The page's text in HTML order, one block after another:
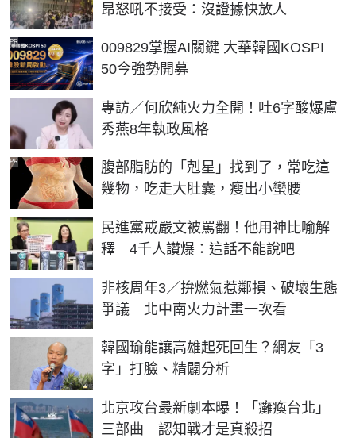
昂怒吼不接受：沒證據快放人
009829掌握AI關鍵 大華韓國KOSPI
50今強勢開募
PR
專訪／何欣純火力全開！吐6字酸爆盧
秀燕8年執政風格
腹部脂肪的「剋星」找到了，常吃這
幾物，吃走大肚囊，瘦出小蠻腰
PR
民進黨戒嚴文被罵翻！他用神比喻解
釋 4千人讚爆：這話不能說吧
非核周年3／拚燃氣惹鄰損、破壞生態
爭議 北中南火力計畫一次看
韓國瑜能讓高雄起死回生？網友「3
字」打臉、精闢分析
北京攻台最新劇本曝！「癱瘓台北」
三部曲 認知戰才是真殺招